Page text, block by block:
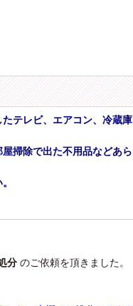
テレビ、エアコン、冷蔵庫
掃除で出た不用品などあ
分 のご依頼を頂きました。